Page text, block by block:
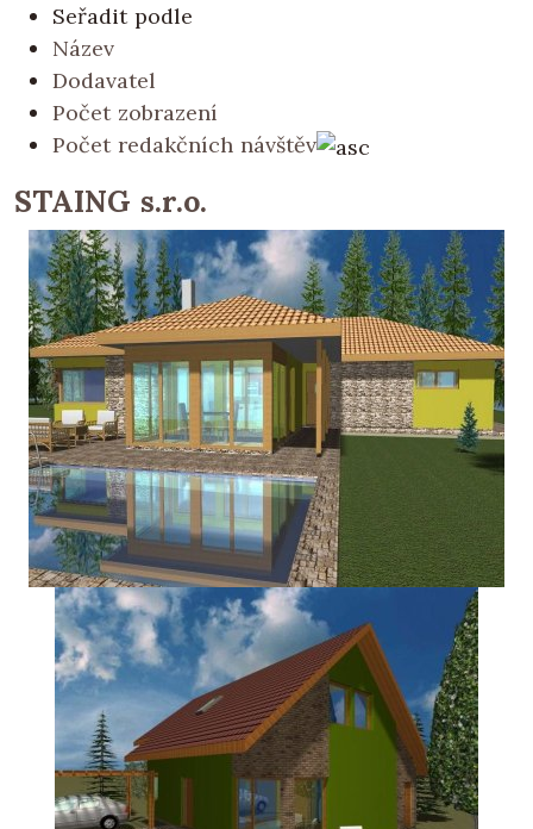
Seřadit podle
Název
Dodavatel
Počet zobrazení
Počet redakčních návštěv
STAING s.r.o.